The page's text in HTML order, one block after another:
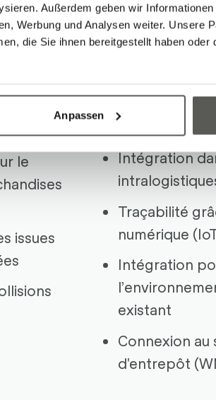
Außerdem geben wir
Werbung und Analysen weiter. Unsere
die Sie ihnen bereitgestellt haben
Anpassen
Applications
facteur
le
issues
Intégration
Traçabilité
numérique
Intégration
existant
Connexion
d'entrepôt